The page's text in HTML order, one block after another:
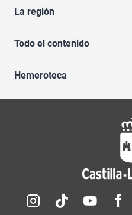
La región
Todo el contenido
Hemeroteca
Redes sociales JCCM